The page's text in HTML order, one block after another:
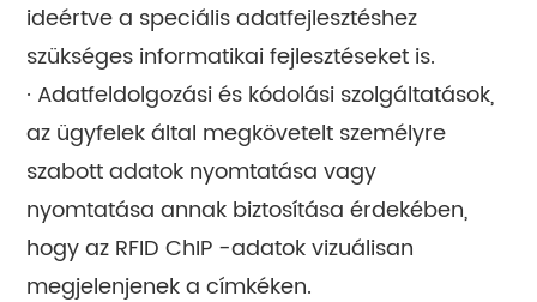
ideértve a speciális adatfejlesztéshez
szükséges informatikai fejlesztéseket is.
· Adatfeldolgozási és kódolási szolgáltatások,
az ügyfelek által megkövetelt személyre
szabott adatok nyomtatása vagy
nyomtatása annak biztosítása érdekében,
hogy az RFID ChIP -adatok vizuálisan
megjelenjenek a címkéken.